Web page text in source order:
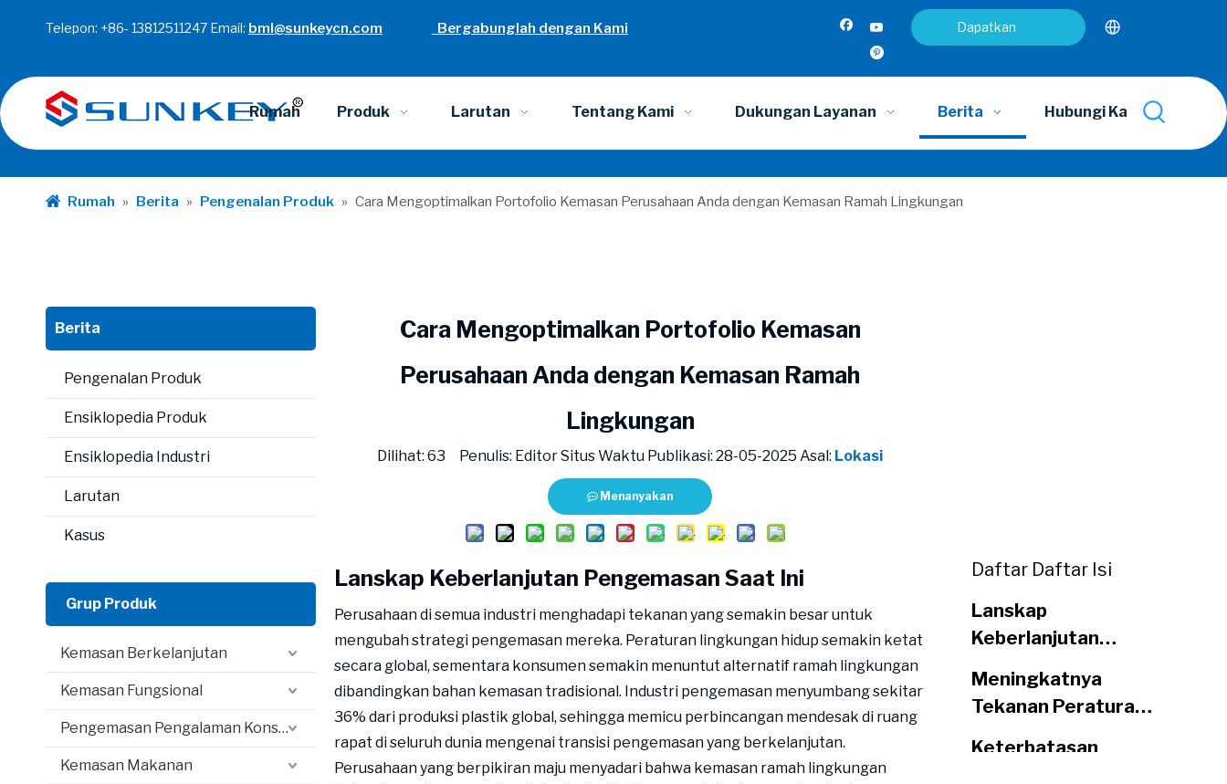
Telepon: +86- 13812511247 Email: bml@sunkeycn.com Bergabunglah dengan Kami Dapatkan
Rumah Produk Larutan Tentang Kami Dukungan Layanan Berita Hubungi Kami
Rumah » Berita » Pengenalan Produk » Cara Mengoptimalkan Portofolio Kemasan Perusahaan Anda dengan Kemasan Ramah Lingkungan
Berita
Pengenalan Produk
Ensiklopedia Produk
Ensiklopedia Industri
Larutan
Kasus
Grup Produk
Kemasan Berkelanjutan
Kemasan Fungsional
Pengemasan Pengalaman Konsumen
Kemasan Makanan
Cara Mengoptimalkan Portofolio Kemasan
Perusahaan Anda dengan Kemasan Ramah
Lingkungan
Dilihat: 63 Penulis: Editor Situs Waktu Publikasi: 28-05-2025 Asal: Lokasi
Menanyakan
Lanskap Keberlanjutan Pengemasan Saat Ini
Perusahaan di semua industri menghadapi tekanan yang semakin besar untuk
mengubah strategi pengemasan mereka. Peraturan lingkungan hidup semakin ketat
secara global, sementara konsumen semakin menuntut alternatif ramah lingkungan
dibandingkan bahan kemasan tradisional. Industri pengemasan menyumbang sekitar
36% dari produksi plastik global, sehingga memicu perbincangan mendesak di ruang
rapat di seluruh dunia mengenai transisi pengemasan yang berkelanjutan.
Perusahaan yang berpikiran maju menyadari bahwa kemasan ramah lingkungan
Daftar Daftar Isi
Lanskap
Keberlanjutan
Ini
Meningkatnya
Tekanan Peraturan
Keterbatasan